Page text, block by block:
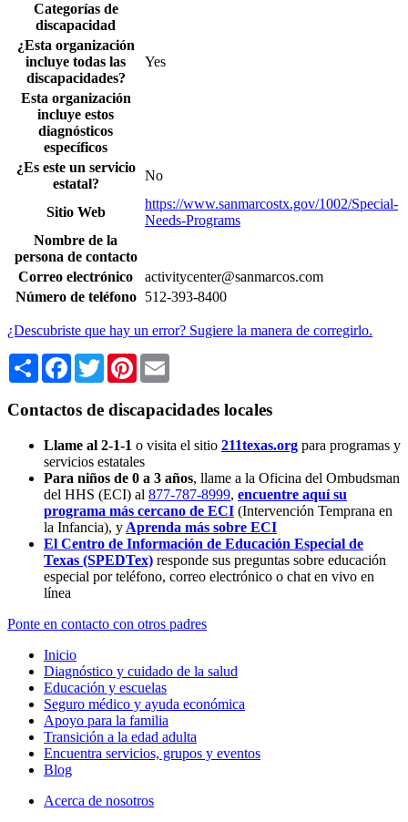
Categorías de
discapacidad
¿Esta organización
incluye todas las
discapacidades?
Yes
Esta organización
incluye estos
diagnósticos
específicos
¿Es este un servicio
estatal?
No
Sitio Web
https://www.sanmarcostx.gov/1002/Special-
Needs-Programs
Nombre de la
persona de contacto
Correo electrónico
activitycenter@sanmarcos.com
Número de teléfono
512-393-8400
¿Descubriste que hay un error? Sugiere la manera de corregirlo.
Share Facebook
TwitterPinterest
Contactos de discapacidades locales
Llame al 2-1-1 o visita el sitio 211texas.org para programas y
servicios estatales
Para niños de 0 a 3 años, llame a la Oficina del Ombudsman
del HHS (ECI) al 877-787-8999, encuentre aquí su
programa más cercano de ECI (Intervención Temprana en
la Infancia), y Aprenda más sobre ECI
El Centro de Información de Educación Especial de
Texas (SPEDTex) responde sus preguntas sobre educación
especial por teléfono, correo electrónico o chat en vivo en
línea
Ponte en contacto con otros padres
Inicio
Diagnóstico y cuidado de la salud
Educación y escuelas
Seguro médico y ayuda económica
Apoyo para la familia
Transición a la edad adulta
Encuentra servicios, grupos y eventos
Blog
Acerca de nosotros